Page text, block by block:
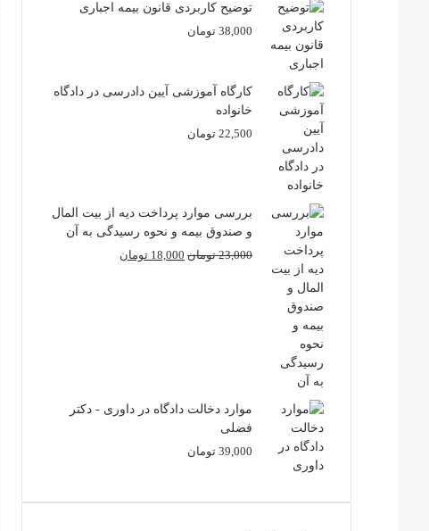
توضیح کاربردی قانون بیمه اجباری
38,000 تومان
کارگاه آموزشی آیین دادرسی در دادگاه
خانواده
22,500 تومان
بررسی موارد پرداخت دیه از بیت المال
و صندوق بیمه و نحوه رسیدگی به آن
23,000 تومان قیمت
18,000 تومان
موارد دخالت دادگاه در داوری - دکتر
فضلی
39,000 تومان